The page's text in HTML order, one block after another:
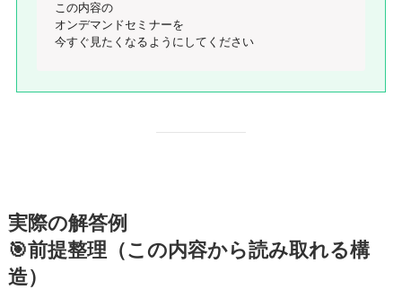
この内容の
オンデマンドセミナーを
今すぐ見たくなるようにしてください
実際の解答例
🎯前提整理（この内容から読み取れる構
造）